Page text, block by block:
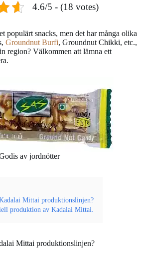
4.6/5 - (18 votes)
populärt snacks, men det har många olika
Groundnut Burfi, Groundnut Chikki, etc.,
region? Välkommen att lämna ett
av jordnötter
Mittai produktionslinjen?
produktion av Kadalai Mittai.
Mittai produktionslinjen?